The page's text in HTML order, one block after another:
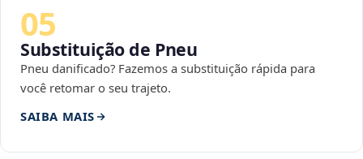
05
Substituição de Pneu
Pneu danificado? Fazemos a substituição rápida para
você retomar o seu trajeto.
SAIBA MAIS